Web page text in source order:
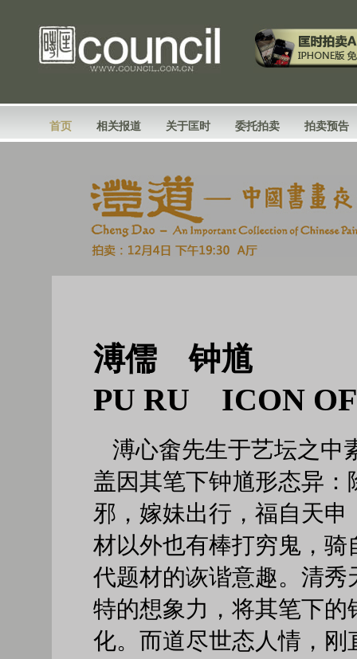
首页 相关报道 关于匡时 委托拍卖 拍卖预告
溥儒 钟馗
PU RU ICON
溥心畬先生于艺坛之中
盖因其笔下钟馗形态异：
邪，嫁妹出行，福自天申
材以外也有棒打穷鬼，骑
代题材的诙谐意趣。清秀
特的想象力，将其笔下的
化。而道尽世态人情，刚